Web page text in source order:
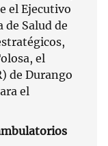
el Ejecutivo
Salud de
el
de Durango
el